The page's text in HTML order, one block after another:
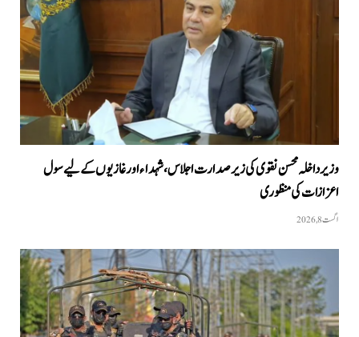
وزیرداخلہ محسن نقوی کی زیر صدارت اجلاس، شہداء اور غازیوں کے لیے سول
اعزازات کی منظوری
اگست 8, 2026